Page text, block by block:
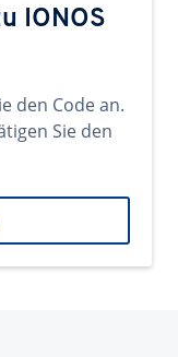
IONOS
den Code an.
Sie den